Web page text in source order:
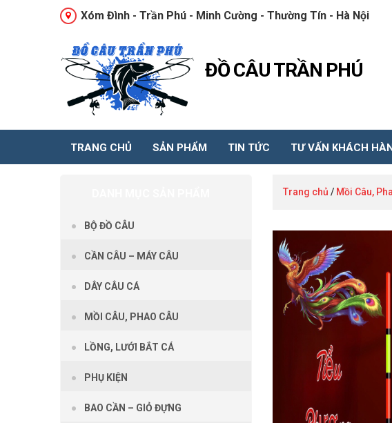
Xóm Đình - Trần Phú - Minh Cường - Thường Tín - Hà Nội
ĐỒ CÂU TRẦN PHÚ
TRANG CHỦ SẢN PHẨM TIN TỨC TƯ VẤN KHÁCH
Trang chủ / Mồi Câu,
BỘ ĐỒ CÂU
CẦN CÂU – MÁY CÂU
DÂY CÂU CÁ
MỒI CÂU, PHAO CÂU
LỒNG, LƯỚI BẮT CÁ
PHỤ KIỆN
BAO CẦN – GIỎ ĐỰNG